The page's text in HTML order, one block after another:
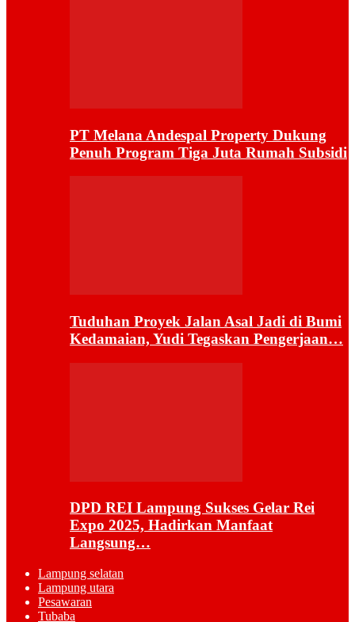
PT Melana Andespal Property Dukung
Penuh Program Tiga Juta Rumah Subsidi
Tuduhan Proyek Jalan Asal Jadi di Bumi
Kedamaian, Yudi Tegaskan Pengerjaan…
DPD REI Lampung Sukses Gelar Rei
Expo 2025, Hadirkan Manfaat
Langsung…
Lampung selatan
Lampung utara
Pesawaran
Tubaba